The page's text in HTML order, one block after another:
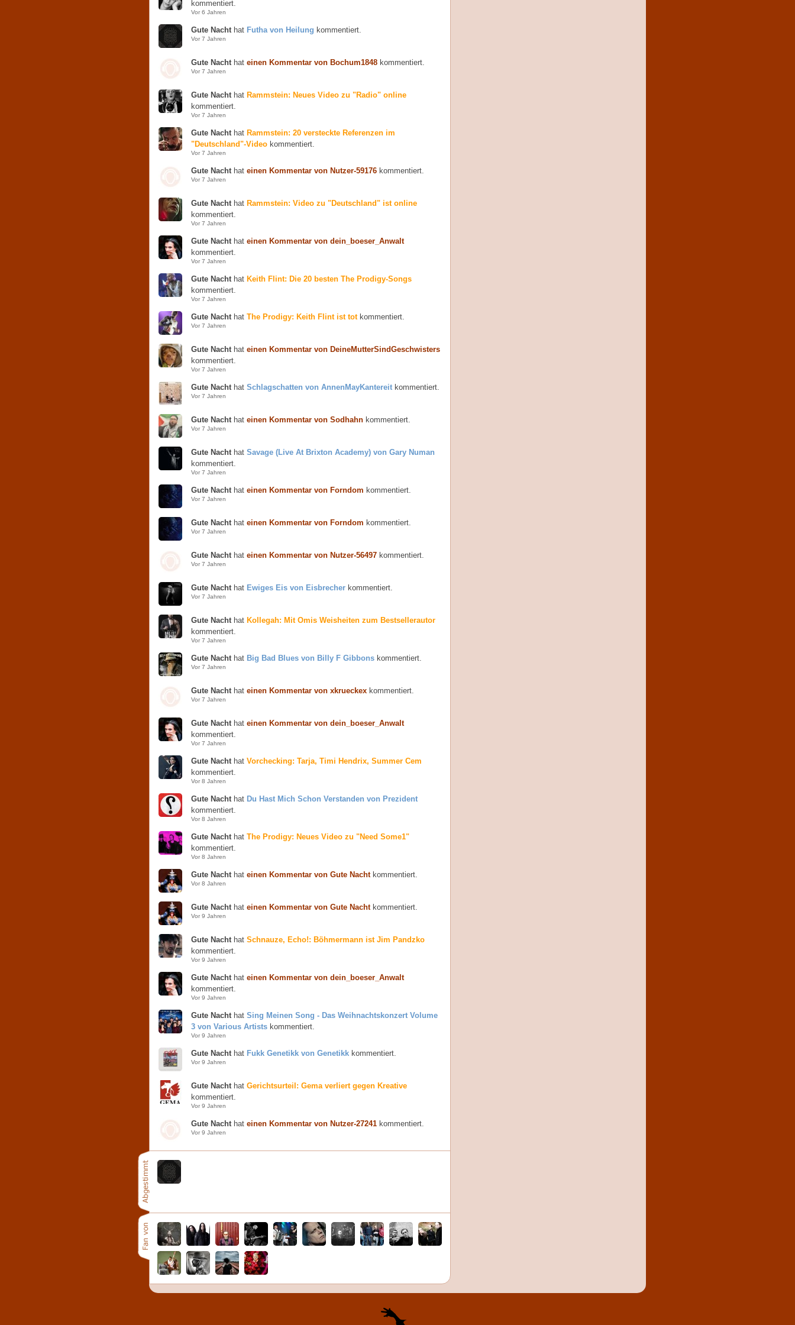
kommentiert.
Vor 6 Jahren
Gute Nachthat Futha von Heilung kommentiert.
Vor 7 Jahren
Gute Nachthat einen Kommentar von Bochum1848 kommentiert.
Vor 7 Jahren
Gute Nachthat Rammstein: Neues Video zu "Radio" online
kommentiert.
Vor 7 Jahren
Gute Nachthat Rammstein: 20 versteckte Referenzen im
"Deutschland"-Video kommentiert.
Vor 7 Jahren
Gute Nachthat einen Kommentar von Nutzer-59176 kommentiert.
Vor 7 Jahren
Gute Nachthat Rammstein: Video zu "Deutschland" ist online
kommentiert.
Vor 7 Jahren
Gute Nachthat einen Kommentar von dein_boeser_Anwalt
kommentiert.
Vor 7 Jahren
Gute Nachthat Keith Flint: Die 20 besten The Prodigy-Songs
kommentiert.
Vor 7 Jahren
Gute Nachthat The Prodigy: Keith Flint ist totkommentiert.
Vor 7 Jahren
Gute Nachthat einen Kommentar von DeineMutterSindGeschwisters
kommentiert.
Vor 7 Jahren
Gute Nachthat Schlagschatten von AnnenMayKantereit kommentiert.
Vor 7 Jahren
Gute Nachthat einen Kommentar von Sodhahn kommentiert.
Vor 7 Jahren
Gute Nachthat Savage (Live At Brixton Academy) von Gary Numan
kommentiert.
Vor 7 Jahren
Gute Nachthat einen Kommentar von Forndom kommentiert.
Vor 7 Jahren
Gute Nachthat einen Kommentar von Forndom kommentiert.
Vor 7 Jahren
Gute Nachthat einen Kommentar von Nutzer-56497 kommentiert.
Vor 7 Jahren
Gute Nachthat Ewiges Eis von Eisbrecher kommentiert.
Vor 7 Jahren
Gute Nachthat Kollegah: Mit Omis Weisheiten zum Bestsellerautor
kommentiert.
Vor 7 Jahren
Gute Nachthat Big Bad Blues von Billy F Gibbons kommentiert.
Vor 7 Jahren
Gute Nachthat einen Kommentar von xkrueckex kommentiert.
Vor 7 Jahren
Gute Nachthat einen Kommentar von dein_boeser_Anwalt
kommentiert.
Vor 7 Jahren
Gute Nachthat Vorchecking: Tarja, Timi Hendrix, Summer Cem
kommentiert.
Vor 8 Jahren
Gute Nachthat Du Hast Mich Schon Verstanden von Prezident
kommentiert.
Vor 8 Jahren
Gute Nachthat The Prodigy: Neues Video zu "Need Some1"
kommentiert.
Vor 8 Jahren
Gute Nachthat einen Kommentar von Gute Nachtkommentiert.
Vor 8 Jahren
Gute Nachthat einen Kommentar von Gute Nachtkommentiert.
Vor 9 Jahren
Gute Nachthat Schnauze, Echo!: Böhmermann ist Jim Pandzko
kommentiert.
Vor 9 Jahren
Gute Nachthat einen Kommentar von dein_boeser_Anwalt
kommentiert.
Vor 9 Jahren
Gute Nachthat Sing Meinen Song - Das Weihnachtskonzert Volume
3 von Various Artists kommentiert.
Vor 9 Jahren
Gute Nachthat Fukk Genetikk von Genetikk kommentiert.
Vor 9 Jahren
Gute Nachthat Gerichtsurteil: Gema verliert gegen Kreative
kommentiert.
Vor 9 Jahren
Gute Nachthat einen Kommentar von Nutzer-27241 kommentiert.
Vor 9 Jahren